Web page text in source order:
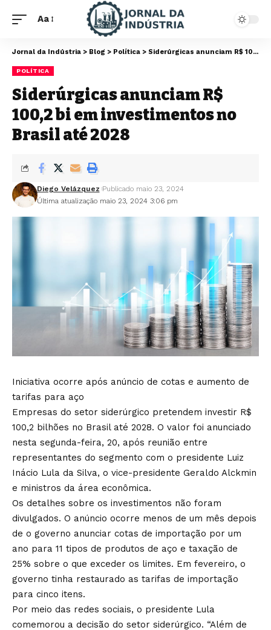
Aa
Jornal da Indústria > Blog > Política > Siderúrgicas anunciam R$ 100,2 bi em investimentos no Brasil até 2028
POLÍTICA
Siderúrgicas anunciam R$
100,2 bi em investimentos no
Brasil até 2028
Última atualização maio 23, 2024 3:06 pm
Diego Velázquez Publicado maio 23, 2024
Iniciativa ocorre após anúncio de cotas e aumento de
tarifas para aço
Empresas do setor siderúrgico pretendem investir R$
100,2 bilhões no Brasil até 2028. O valor foi anunciado
nesta segunda-feira, 20, após reunião entre
representantes do segmento com o presidente Luiz
Inácio Lula da Silva, o vice-presidente Geraldo Alckmin
e ministros da área econômica.
Os detalhes sobre os investimentos não foram
divulgados. O anúncio ocorre menos de um mês depois
de o governo anunciar cotas de importação por um
ano para 11 tipos de produtos de aço e taxação de
25% sobre o que exceder os limites. Em fevereiro, o
governo tinha restaurado as tarifas de importação
para cinco itens.
Por meio das redes sociais, o presidente Lula
comemorou a decisão do setor siderúrgico. “Além de